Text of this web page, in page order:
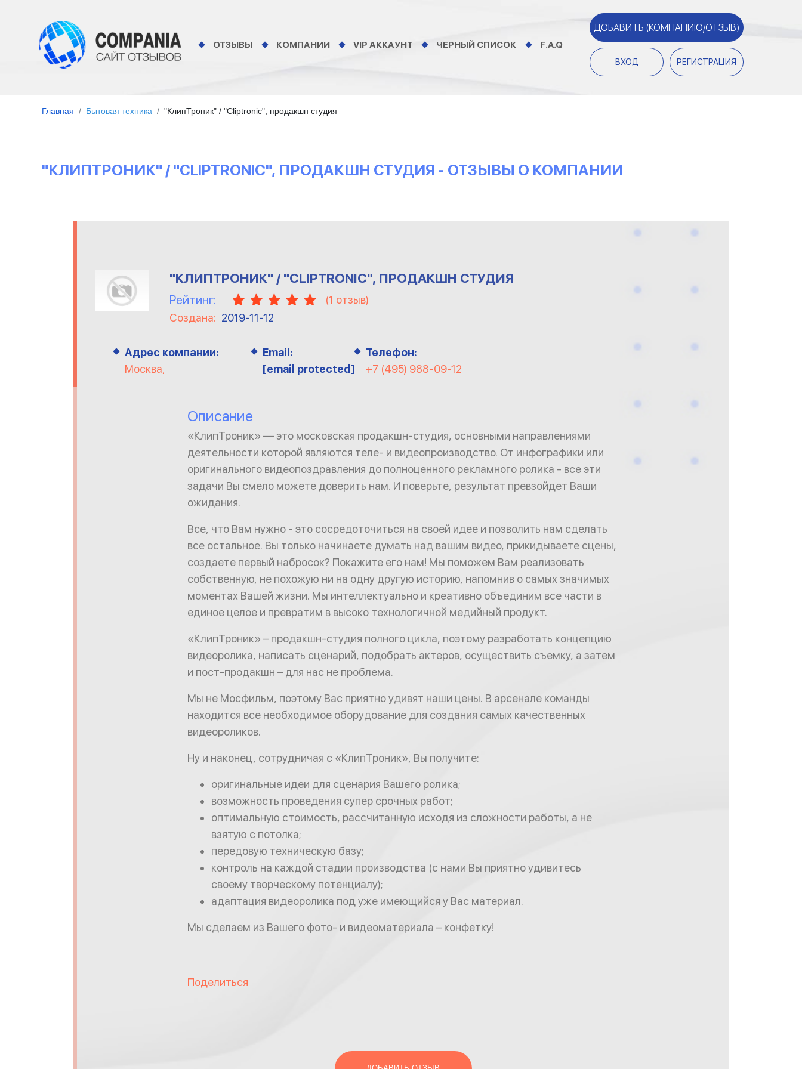
ОТЗЫВЫ КОМПАНИИ VIP АККАУНТ ЧЕРНЫЙ СПИСОК F.A.Q
ДОБАВИТЬ (КОМПАНИЮ/ОТЗЫВ)
ВХОД РЕГИСТРАЦИЯ
Главная Бытовая техника "КлипТроник" / "Cliptronic", продакшн студия
"КЛИПТРОНИК" / "CLIPTRONIC", ПРОДАКШН СТУДИЯ - ОТЗЫВЫ О КОМПАНИИ
"КЛИПТРОНИК" / "CLIPTRONIC", ПРОДАКШН СТУДИЯ
Рейтинг: (1 отзыв)
Создана: 2019-11-12
Адрес компании:
Москва,
Email:
[email protected]
Телефон:
+7 (495) 988-09-12
Описание
«КлипТроник» — это московская продакшн-студия, основными направлениями
деятельности которой являются теле- и видеопроизводство. От инфографики или
оригинального видеопоздравления до полноценного рекламного ролика - все эти
задачи Вы смело можете доверить нам. И поверьте, результат превзойдет Ваши
ожидания.
Все, что Вам нужно - это сосредоточиться на своей идее и позволить нам сделать
все остальное. Вы только начинаете думать над вашим видео, прикидываете сцены,
создаете первый набросок? Покажите его нам! Мы поможем Вам реализовать
собственную, не похожую ни на одну другую историю, напомнив о самых значимых
моментах Вашей жизни. Мы интеллектуально и креативно объединим все части в
единое целое и превратим в высоко технологичной медийный продукт.
«КлипТроник» – продакшн-студия полного цикла, поэтому разработать концепцию
видеоролика, написать сценарий, подобрать актеров, осуществить съемку, а затем
и пост-продакшн – для нас не проблема.
Мы не Мосфильм, поэтому Вас приятно удивят наши цены. В арсенале команды
находится все необходимое оборудование для создания самых качественных
видеороликов.
Ну и наконец, сотрудничая с «КлипТроник», Вы получите:
оригинальные идеи для сценария Вашего ролика;
возможность проведения супер срочных работ;
оптимальную стоимость, рассчитанную исходя из сложности работы, а не
взятую с потолка;
передовую техническую базу;
контроль на каждой стадии производства (с нами Вы приятно удивитесь
своему творческому потенциалу);
адаптация видеоролика под уже имеющийся у Вас материал.
Мы сделаем из Вашего фото- и видеоматериала – конфетку!
Поделиться